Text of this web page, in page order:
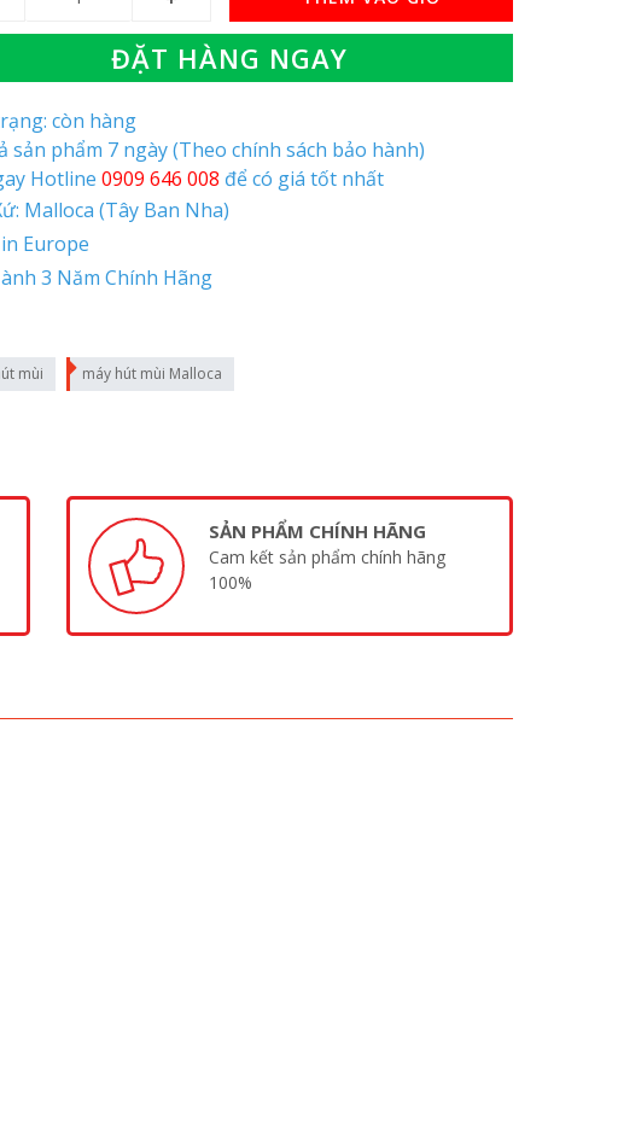
ĐẶT HÀNG NGAY
còn hàng
sản phẩm 7 ngày (Theo chính sách bảo hành)
Hotline 0909 646 008 để có giá tốt nhất
Malloca (Tây Ban Nha)
Europe
3 Năm Chính Hãng
mùi máy hút mùi Malloca
SẢN PHẨM CHÍNH HÃNG
Cam kết sản phẩm chính hãng
100%